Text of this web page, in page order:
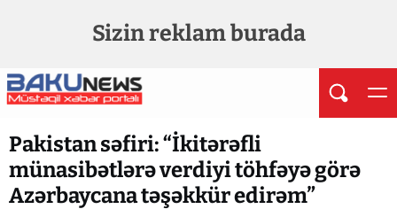
Sizin reklam burada
Pakistan səfiri: “İkitərəfli
münasibətlərə verdiyi töhfəyə görə
Azərbaycana təşəkkür edirəm”